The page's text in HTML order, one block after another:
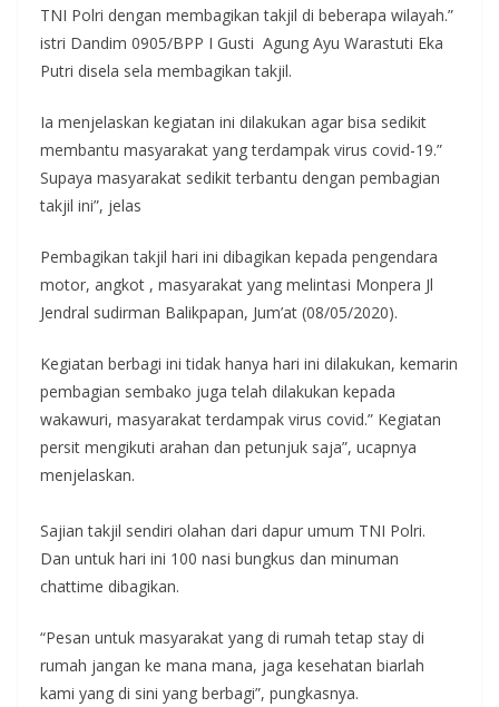
TNI Polri dengan membagikan takjil di beberapa wilayah.”
istri Dandim 0905/BPP I Gusti Agung Ayu Warastuti Eka
Putri disela sela membagikan takjil.
Ia menjelaskan kegiatan ini dilakukan agar bisa sedikit
membantu masyarakat yang terdampak virus covid-19.”
Supaya masyarakat sedikit terbantu dengan pembagian
takjil ini”, jelas
Pembagikan takjil hari ini dibagikan kepada pengendara
motor, angkot , masyarakat yang melintasi Monpera Jl
Jendral sudirman Balikpapan, Jum’at (08/05/2020).
Kegiatan berbagi ini tidak hanya hari ini dilakukan, kemarin
pembagian sembako juga telah dilakukan kepada
wakawuri, masyarakat terdampak virus covid.” Kegiatan
persit mengikuti arahan dan petunjuk saja”, ucapnya
menjelaskan.
Sajian takjil sendiri olahan dari dapur umum TNI Polri.
Dan untuk hari ini 100 nasi bungkus dan minuman
chattime dibagikan.
“Pesan untuk masyarakat yang di rumah tetap stay di
rumah jangan ke mana mana, jaga kesehatan biarlah
kami yang di sini yang berbagi”, pungkasnya.